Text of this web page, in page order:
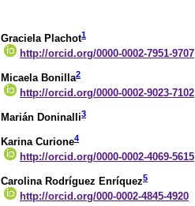
Graciela Plachot1
http://orcid.org/0000-0002-7951-9707
Micaela Bonilla2
http://orcid.org/0000-0002-9023-7102
Marián Doninalli3
Karina Curione4
http://orcid.org/0000-0002-4069-5615
Carolina Rodríguez Enríquez5
http://orcid.org/000-0002-4845-4920